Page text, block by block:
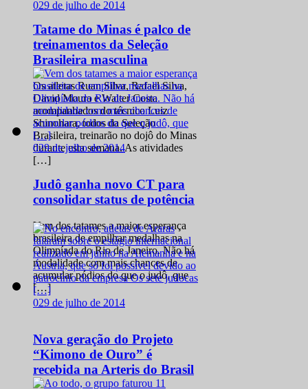
029 de julho de 2014
Tatame do Minas é palco de
treinamentos da Seleção
Brasileira masculina
Os atletas Ruan Silva, Rafael Silva,
David Moura e Walter Costa
acompanhados do técnico Luiz
Shinohara, todos da Seleção
Brasileira, treinarão no dojô do Minas
durante esta semana. As atividades
[…]
029 de julho de 2014
Judô ganha novo CT para
consolidar status de potência
Vem dos tatames a maior esperança
brasileira de empilhar medalhas na
Olimpíada do Rio de Janeiro. Não há
modalidade com mais chances de
acumular pódios do que o judô, que
[…]
029 de julho de 2014
Nova geração do Projeto
“Kimono de Ouro” é
recebida na Arteris do Brasil